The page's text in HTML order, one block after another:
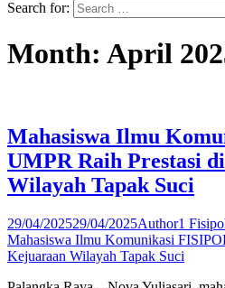
Search for:
Month: April
Mahasiswa Ilmu
UMPR Raih Prestasi
Wilayah Tapak Suci
29/04/202529/04/2025Author1
Mahasiswa Ilmu Komunikasi
Kejuaraan Wilayah Tapak Suci